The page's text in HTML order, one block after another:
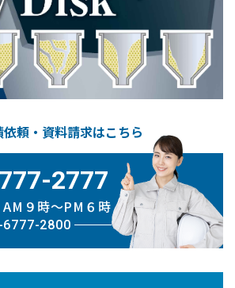
頼・資料請求はこちら
2777
９時〜PM６時
6777-2800